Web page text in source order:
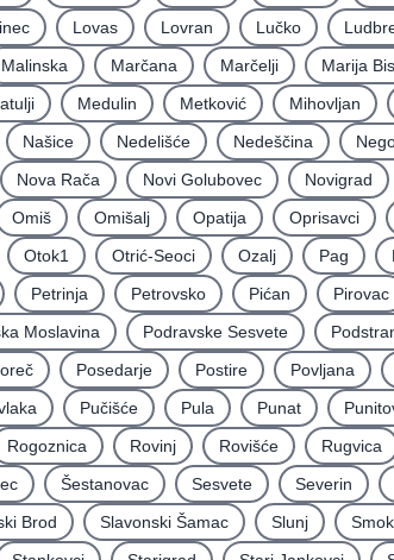
Lovas Lovran Lučko
Malinska Marčana Marčelji Marija
Medulin Metković Mihovljan
Našice Nedelišće Nedeščina
Nova Rača Novi Golubovec Novigrad
Omiš Omišalj Opatija Oprisavci
Otok1 Otrić-Seoci Ozalj Pag
Petrinja Petrovsko Pićan Pirovac
Moslavina Podravske Sesvete
Posedarje Postire Povljana
Pučišće Pula Punat
Rogoznica Rovinj Rovišće Rugvica
Šestanovac Sesvete Severin
Brod Slavonski Šamac Slunj